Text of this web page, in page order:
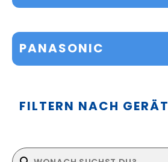
PANASONIC
FILTERN NACH GERÄT